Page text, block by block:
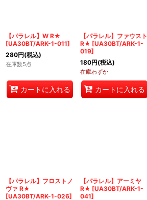
【パラレル】W R★
[UA30BT/ARK-1-011]
280円(税込)
在庫数5点
カートに入れる
【パラレル】ファウスト
R★ [UA30BT/ARK-1-
019]
180円(税込)
在庫わずか
カートに入れる
【パラレル】フロストノ
ヴァ R★
[UA30BT/ARK-1-026]
【パラレル】アーミヤ
R★ [UA30BT/ARK-1-
041]